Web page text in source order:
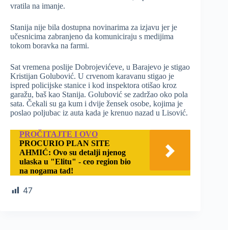
vratila na imanje.
Stanija nije bila dostupna novinarima za izjavu jer je
učesnicima zabranjeno da komuniciraju s medijima
tokom boravka na farmi.
Sat vremena poslije Dobrojevićeve, u Barajevo je stigao
Kristijan Golubović. U crvenom karavanu stigao je
ispred policijske stanice i kod inspektora otišao kroz
garažu, baš kao Stanija. Golubović se zadržao oko pola
sata. Čekali su ga kum i dvije žensek osobe, kojima je
poslao poljubac iz auta kada je krenuo nazad u Lisović.
PROČITAJTE I OVO
PROCURIO PLAN SITE
AHMIĆ: Ovo su detalji njenog
ulaska u "Elitu" - ceo region bio
na nogama tad!
47